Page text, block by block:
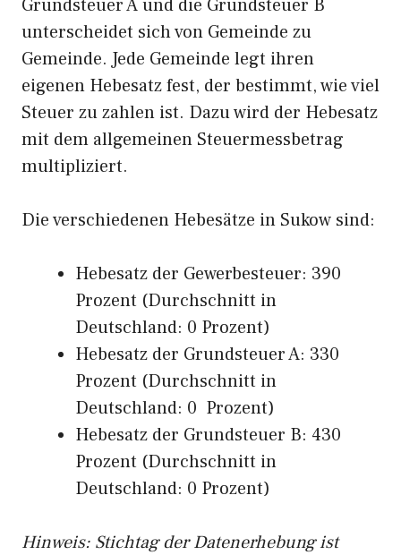
Grundsteuer A und die Grundsteuer B
unterscheidet sich von Gemeinde zu
Gemeinde. Jede Gemeinde legt ihren
eigenen Hebesatz fest, der bestimmt, wie viel
Steuer zu zahlen ist. Dazu wird der Hebesatz
mit dem allgemeinen Steuermessbetrag
multipliziert.
Die verschiedenen Hebesätze in Sukow sind:
Hebesatz der Gewerbesteuer: 390
Prozent (Durchschnitt in
Deutschland: 0 Prozent)
Hebesatz der Grundsteuer A: 330
Prozent (Durchschnitt in
Deutschland: 0 Prozent)
Hebesatz der Grundsteuer B: 430
Prozent (Durchschnitt in
Deutschland: 0 Prozent)
Hinweis: Stichtag der Datenerhebung ist